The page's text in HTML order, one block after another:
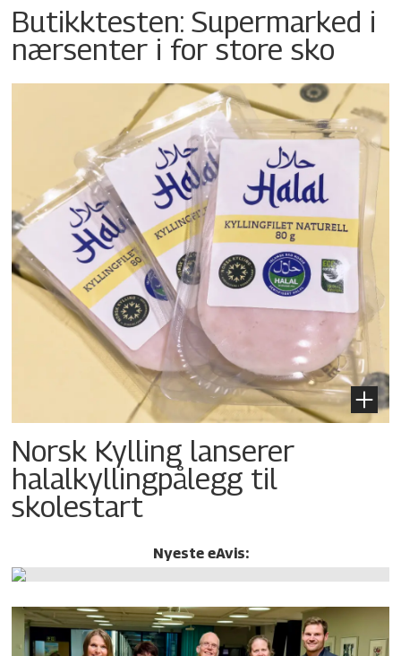
Butikktesten: Supermarked i
nærsenter i for store sko
Norsk Kylling lanserer
halalkylling­pålegg til
skolestart
Nyeste eAvis: